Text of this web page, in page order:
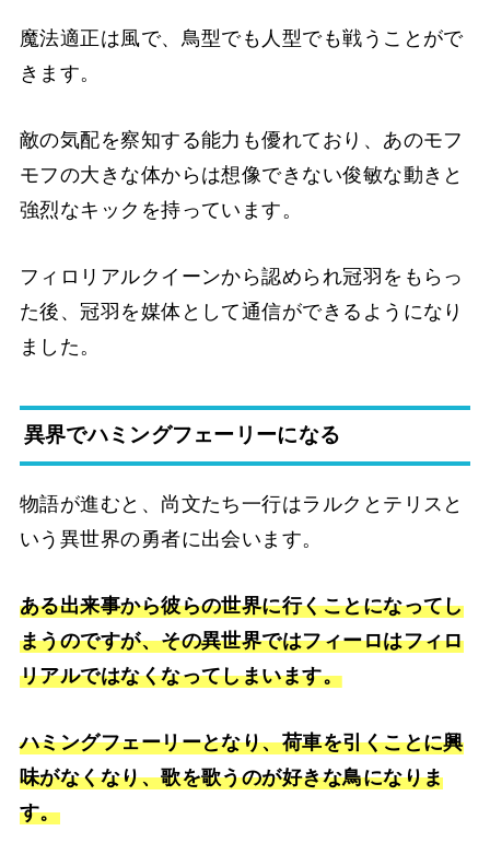
魔法適正は風で、鳥型でも人型でも戦うことがで
きます。
敵の気配を察知する能力も優れており、あのモフ
モフの大きな体からは想像できない俊敏な動きと
強烈なキックを持っています。
フィロリアルクイーンから認められ冠羽をもらっ
た後、冠羽を媒体として通信ができるようになり
ました。
異界でハミングフェーリーになる
物語が進むと、尚文たち一行はラルクとテリスと
いう異世界の勇者に出会います。
ある出来事から彼らの世界に行くことになってし
まうのですが、その異世界ではフィーロはフィロ
リアルではなくなってしまいます。
ハミングフェーリーとなり、荷車を引くことに興
味がなくなり、歌を歌うのが好きな鳥になりま
す。